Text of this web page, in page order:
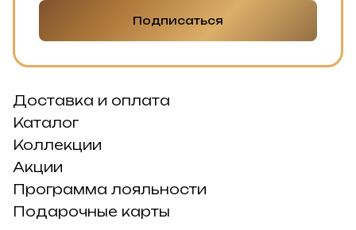
Подписаться
Доставка и оплата
Каталог
Коллекции
Акции
Программа лояльности
Подарочные карты